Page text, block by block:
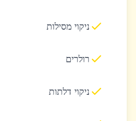
ניקוי מסילות
רולרים
ניקוי דלתות